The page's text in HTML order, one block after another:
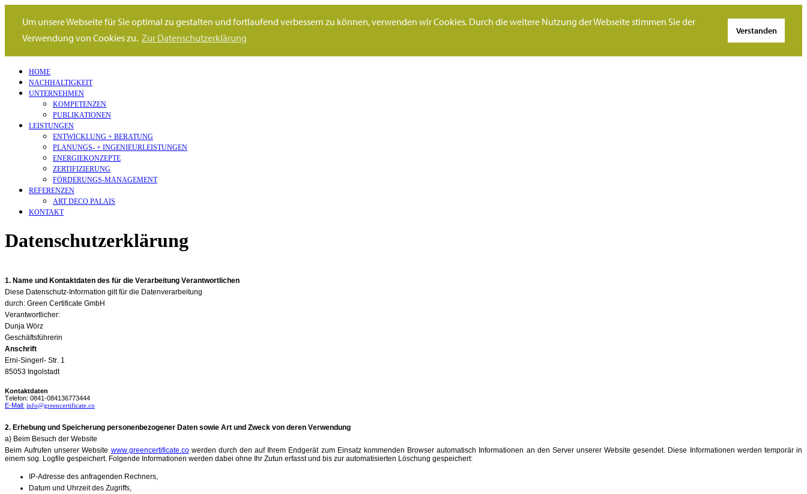
Um unsere Webseite für Sie optimal zu gestalten und fortlaufend verbessern zu können, verwenden wir Cookies. Durch die weitere Nutzung der Webseite stimmen Sie der
Verwendung von Cookies zu. Zur Datenschutzerklärung
Verstanden
HOME
NACHHALTIGKEIT
UNTERNEHMEN
KOMPETENZEN
PUBLIKATIONEN
LEISTUNGEN
ENTWICKLUNG + BERATUNG
PLANUNGS- + INGENIEURLEISTUNGEN
ENERGIEKONZEPTE
ZERTIFIZIERUNG
FÖRDERUNGS-MANAGEMENT
REFERENZEN
ART DECO PALAIS
KONTAKT
Datenschutzerklärung
1. Name und Kontaktdaten des für die Verarbeitung Verantwortlichen
Diese Datenschutz-Information gilt für die Datenverarbeitung
durch: Green Certificate GmbH
Verantwortlicher:
Dunja Wörz
Geschäftsführerin
Anschrift
Erni-Singerl- Str. 1
85053 Ingolstadt
Kontaktdaten
Telefon: 0841-084136773444
E-Mail: info@greencertificate.co
2. Erhebung und Speicherung personenbezogener Daten sowie Art und Zweck von deren Verwendung
a) Beim Besuch der Website
Beim Aufrufen unserer Website www.greencertificate.cowerden durch den auf Ihrem Endgerät zum Einsatz kommenden Browser automatisch Informationen an den Server unserer Website gesendet. Diese Informationen werden temporär in
einem sog. Logfile gespeichert. Folgende Informationen werden dabei ohne Ihr Zutun erfasst und bis zur automatisierten Löschung gespeichert:
IP-Adresse des anfragenden Rechners,
Datum und Uhrzeit des Zugriffs,